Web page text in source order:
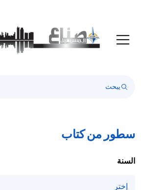
سطور من كتاب
السنة